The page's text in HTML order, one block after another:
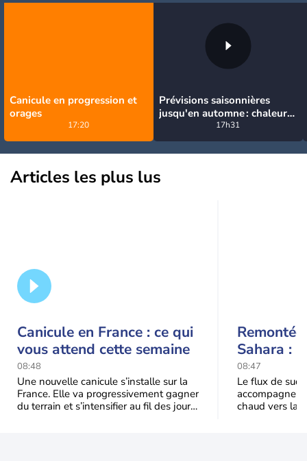
Canicule en progression et
orages
17:20
Prévisions saisonnières
jusqu'en automne : chaleur
durable, retour des pluies
en octobre et surtout
novembre
17h31
Articles les plus lus
Canicule en France : ce qui
vous attend cette semaine
08:48
Une nouvelle canicule s’installe sur la
France. Elle va progressivement gagner
du terrain et s’intensifier au fil des jours.
Sahara :
ce week-
08:47
Le flux de sud
accompagne
chaud vers la